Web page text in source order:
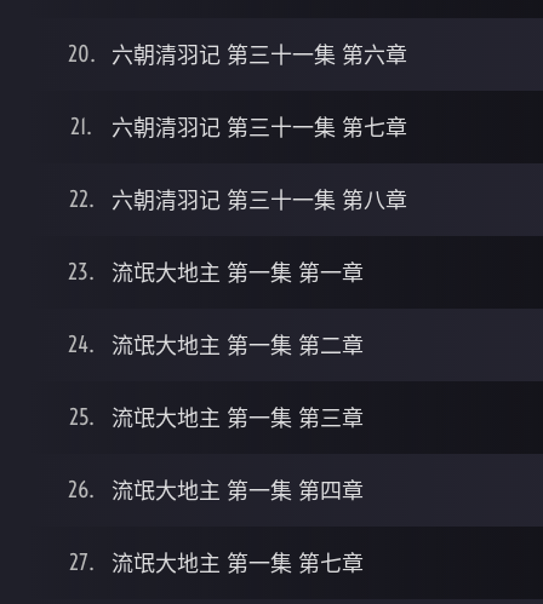
六朝清羽记 第三十一集 第六章
六朝清羽记 第三十一集 第七章
六朝清羽记 第三十一集 第八章
流氓大地主 第一集 第一章
流氓大地主 第一集 第二章
流氓大地主 第一集 第三章
流氓大地主 第一集 第四章
流氓大地主 第一集 第七章